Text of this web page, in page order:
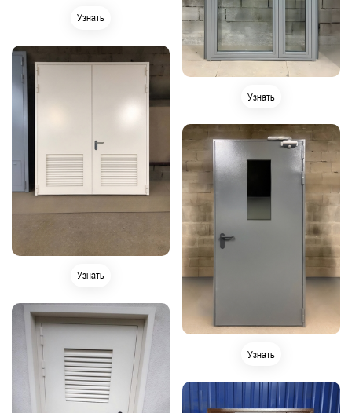
Узнать
Узнать
Узнать
Узнать